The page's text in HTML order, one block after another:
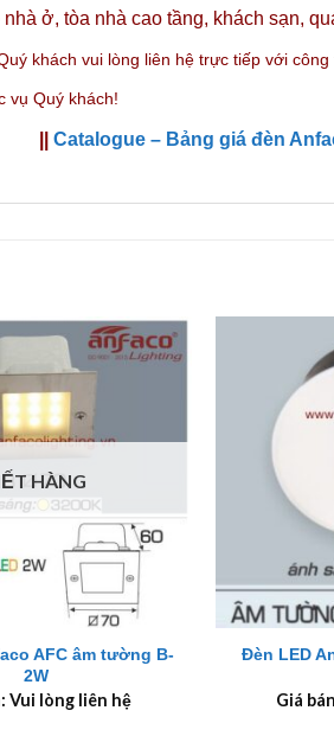
ở, tòa nhà cao tầng, khách sạn,
khách vui lòng liên hệ trực tiếp với công
vụ Quý khách!
Catalogue – Bảng giá đèn
HÀNG
AFC âm tường B-
2W
Vui lòng liên hệ
+
Đèn LED
Giá